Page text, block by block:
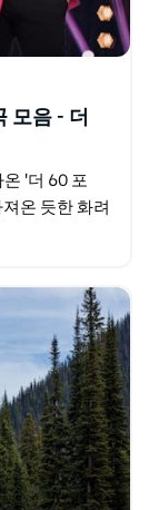
모음 - 더
'더 60 포
온 듯한 화려